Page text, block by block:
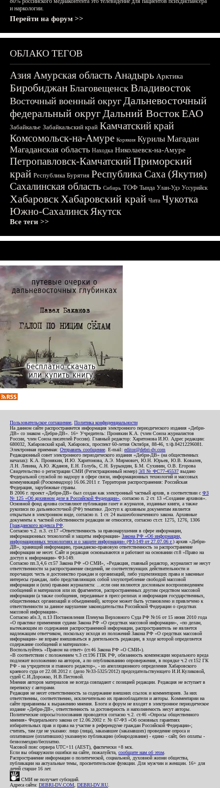
и наркологии.
Перейти на форум >>
ОБЛАКО ТЕГОВ
АзияАмурская область Анадырь Арктика
БиробиджанБлаговещенскВладивосток
Восточный военный округДальневосточный
федеральный округДальний ВостокЕАО
Забайкалье Забайкальский край Камчатский край
Комсомольск-на-Амуре Корякия Курилы Магадан
Магаданская область Находка Николаевск-на-Амуре
Петропавловск-КамчатскийПриморский
край Республика Бурятия Республика Саха (Якутия)
Сахалинская область Сибирь ТОФ Тында Улан-Удэ Уссурийск
ХабаровскХабаровский край Чита Чукотка
Южно-СахалинскЯкутск
Все теги >>
Пользовательское соглашение Политика конфиденциальности
На данном сайте распространяется информация электронного периодического издания «Дебри-
ДВ» со знаком «Дебри-ДВ». 16+ Учредитель: Пронякин К.А. (член Союза журналистов
России, член Союза писателей России). Главный редактор: Харитонова И.Ю. Адрес редакции:
680032, Хабаровский край, Хабаровск, проспект 60-летия Октября, 88-46, т./ф.84212296081.
Электронная приемная: Отправить сообщение . E-mail: editor@debri-dv.com
Редакционный совет электронного периодического издания «Дебри-ДВ» (на общественных
началах): К.А. Пронякин, И.Ю. Харитонова, А.Э. Мирмович, Ю.Н. Юрьев, Ю.В. Ковалев,
Л.Н. Левина, А.Ю. Жданов, Е.Н. Голубь, С.Н. Бурындин, Б.М. Сухинин, О.В. Егорова
Свидетельство о регистрации СМИ (Регистрационный номер) ЭЛ № ФС77-45537 выдано
Федеральной службой по надзору в сфере связи, информационных технологий и массовых
коммуникаций (Роскомнадзор) 16.06.2011 г. Территория распространения: Российская
Федерация, зарубежные страны.
В 2006 г. проект «Дебри-ДВ» был создан как электронный частный архив, в соответствии с ФЗ
№ 125 «Об архивном деле в Российской Федерации» , согласно п. 2 ст. 13 «Создание архивов».
Основной фонд архива составляют публикации газет и журналов, изданные книги, а также
рукописи по дальневосточной (РФ) тематике. Доступ к архивным документам является
открытым в электронном виде, согласно п. 1 ст. 24 вышеобозначенного закона. Архивные
документы к частной собственности редакции не относятся, согласно ст.ст. 1275, 1276, 1306
Гражданского кодекса РФ
Согласно ч.2. п.3. ст.17 «Ответственность за правонарушения в сфере информации,
информационных технологий и защиты информации» Закона РФ «Об информации,
информационных технологиях и о защите информации» (ФЗ-149 от 27.07.06 г.) архив «Дебри-
ДВ», хранящий информацию, гражданско-правовую ответственность за распространение
информации не несет. Сайт и редакция основываются и работают на основании ст.8 «Право на
доступ к информации» ФЗ-149.
Согласно пп.3,4,6 ст.57 Закона РФ «О СМИ», «Редакция, главный редактор, журналист не несут
ответственности за распространение сведений, не соответствующих действительности и
порочащих честь и достоинство граждан и организаций, либо ущемляющих права и законные
интересы граждан, либо представляющих собой злоупотребление свободой массовой
информации и (или) правами журналиста: ...если они являются дословным воспроизведением
сообщений и материалов или их фрагментов, распространенных другим средством массовой
информации (а также сообщения, переданные в пресс-релизах и информация государственных,
общественных организаций и объединений), которое может быть установлено и привлечено к
ответственности за данное нарушение законодательства Российской Федерации о средствах
массовой информации».
Согласно абз.3, п.13 Постановления Пленума Верховного Суда РФ №16 от 15 июня 2010 года
«О практике применения судами Закона РФ «О средствах массовой информации», «по делам,
вытекающим из содержания распространенной информации, распространитель не является
надлежащим ответчиком, поскольку исходя из положений Закона РФ «О средствах массовой
информации» не вправе вмешиваться в деятельность редакции, в ходе которой определяется
содержание сообщений и материалов».
Воспользуйтесь «Правом на ответ» (ст.46 Закона РФ «О СМИ»).
«В соответствии с положением ч.3 ст.196 ГПК РФ, обязанность компенсации морального вреда
подлежит возложению на авторов, а по опубликованию опровержения, в порядке ч.2 ст.152 ГК
РФ - на учредителя и главного редактор», - из апелляционного определения Хабаровского
краевого суда от 22.08.2012 г. (дело №33-5325/2012) председательствующего И.И.Куликовой,
судей С.И.Дорожко, Н.В.Пестовой.
Мнения авторов материалов не всегда совпадают с позицией редакции. Редакция не вступает в
переписку с авторами.
Редакция не несет ответственность за содержание внешних ссылок и комментариев. За них
ответственны, соответственно, исключительно их правообладатели и авторы. Комментарии на
сайте приравнены к выражению мнения. Блоги и форум не входят в электронное периодическое
издание «Дебри-ДВ», ответственность за достоверность и наполняемость несут авторы.
Политические опросы/голосования проводятся согласно ч.2. ст.46 «Опросы общественного
мнения» Федерального закона от 12.06.2002 г. № 67-ФЗ «Об основных гарантиях
избирательных прав и права на участие в референдуме граждан Российской Федерации»;
считать, там где не указано: лицо (лица), заказавшее (заказавших) проведение опроса и
оплатившее (оплативших) указанную публикацию (обнародование) - едино - сайт, без оплаты -
безвозмездно/бесплатно.
Часовой пояс сервера UTC+11 (AEST), фактически +8 мск.
Если вы обнаружили ошибки на сайте, пожалуйста, сообщите нам об этом
Распространение информации о политической, социальной, духовной жизни общества,
публикации на актуальные темы, просветительские функции. Для мужчин и женщин. 16+ для
детей старше 16 лет.
СМИ не получает субсидий.
Адреса сайта: DEBRI-DV.COM DEBRI-DV.RU